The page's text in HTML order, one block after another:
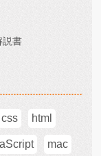
説書
css html
mac